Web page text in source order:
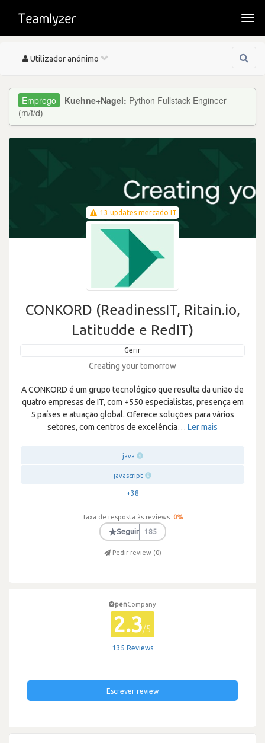
Toggle
Utilizador anónimo
Kuehne+Nagel: Python Fullstack Engineer
(m/f/d)
13 updates mercado IT
CONKORD (ReadinessIT, Ritain.io,
Latitudde e RedIT)
Gerir
Creating your tomorrow
A CONKORD é um grupo tecnológico que resulta da união de
quatro empresas de IT, com +550 especialistas, presença em
5 países e atuação global. Oferece soluções para vários
setores, com centros de excelência… Ler mais
java
javascript
+38
Taxa de resposta às reviews: 0%
★Seguir 185
Pedir review (0)
penCompany
2.3/5
135 Reviews
Escrever review